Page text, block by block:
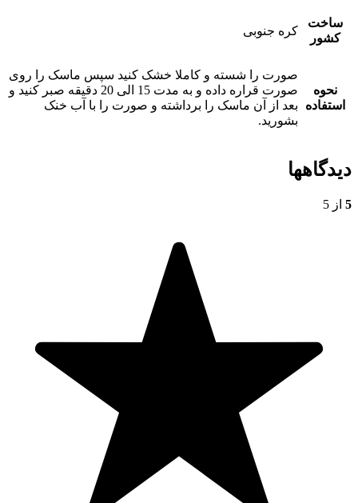
ساخت
کشور
کره جنوبی
نحوه
استفاده
صورت را شسته و کاملا خشک کنید سپس ماسک را روی
صورت قراره داده و به مدت 15 الی 20 دقیقه صبر کنید و
بعد از آن ماسک را برداشته و صورت را با آب خنک
بشورید.
دیدگاهها
5 از 5